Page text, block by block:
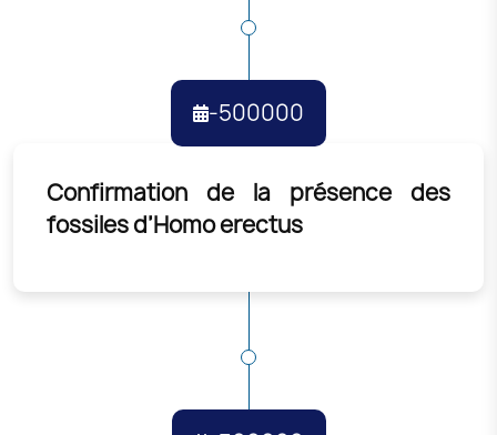
Confirmation de la présence des
fossiles d’Homo erectus
-500000